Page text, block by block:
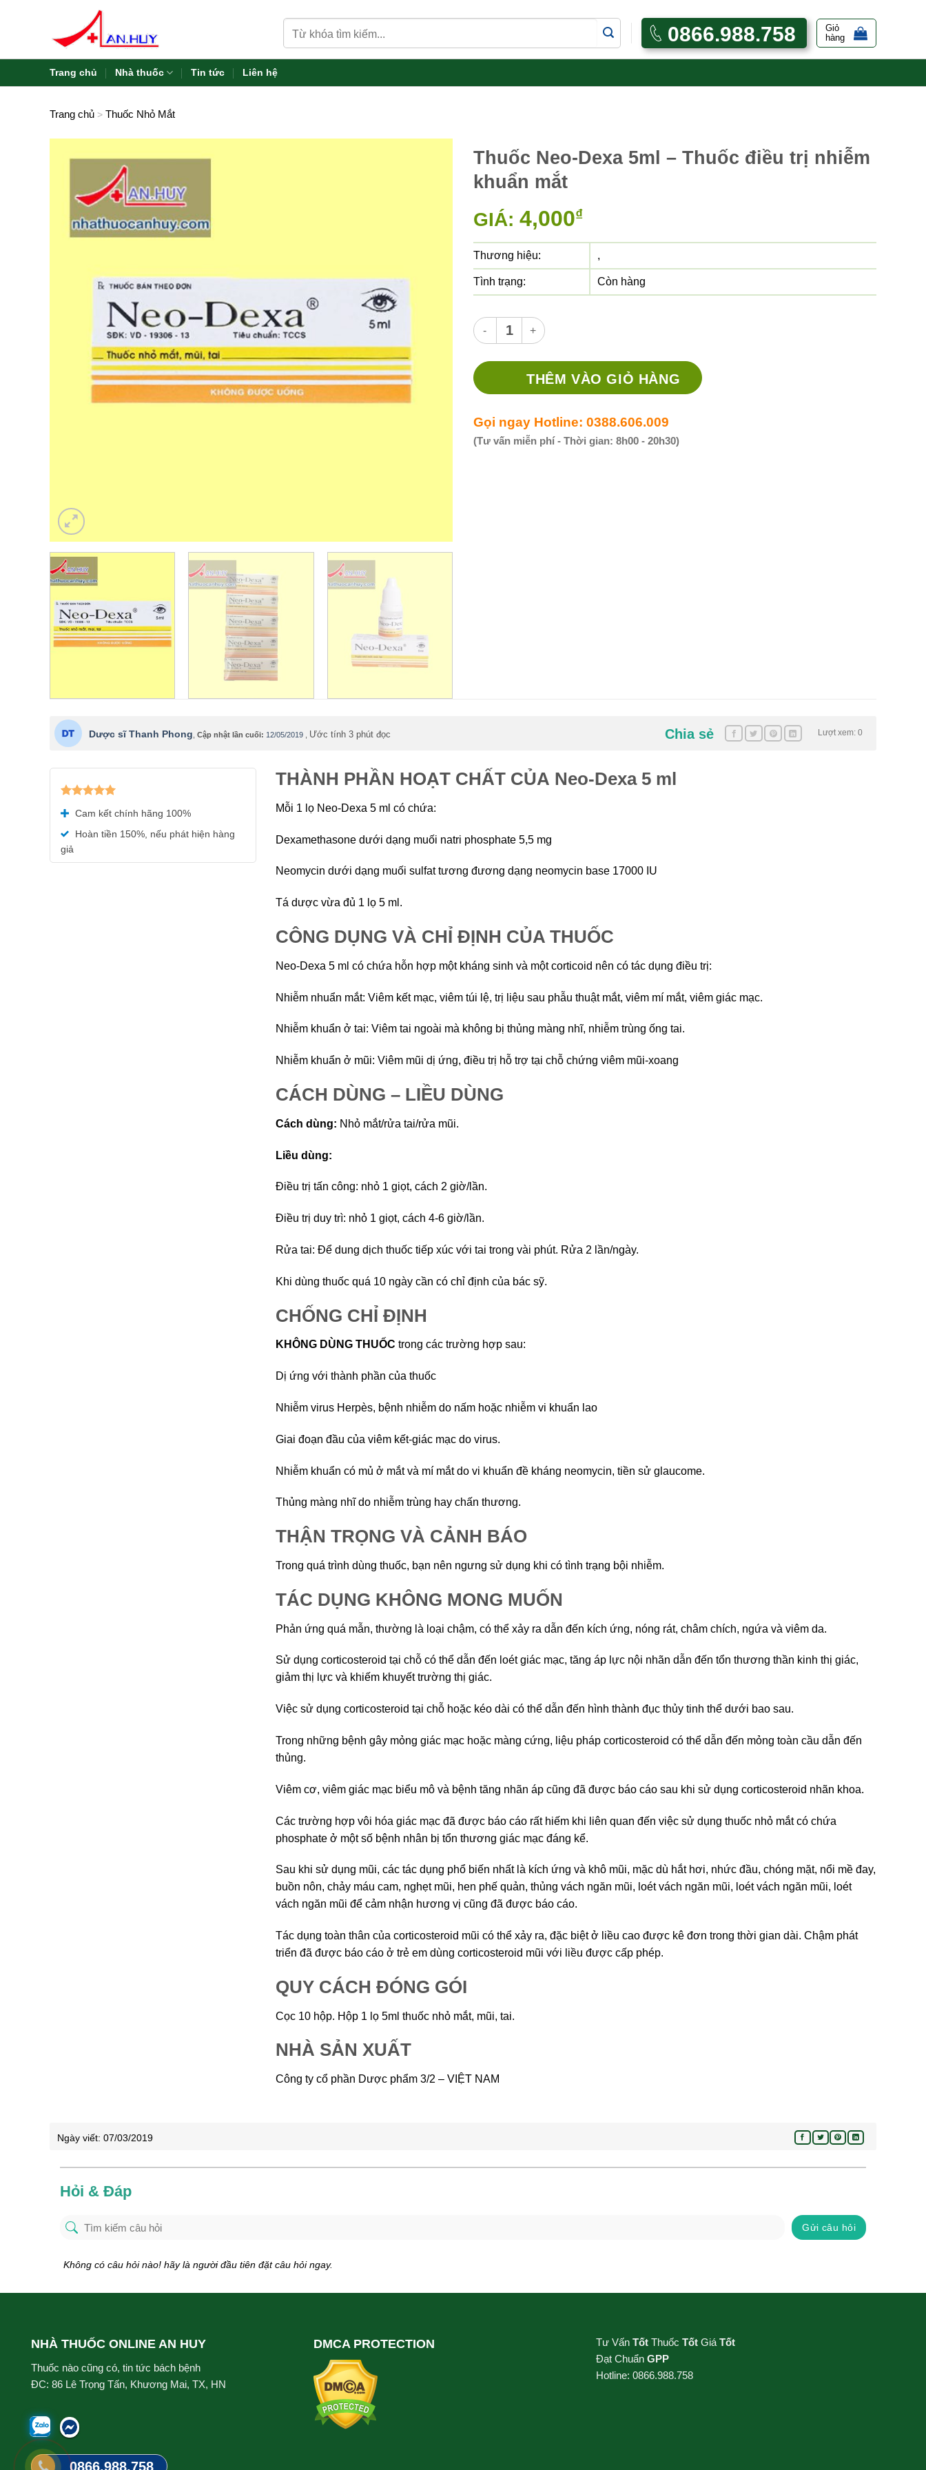
kiếm:
0866.988.758
Giỏ
hàng
Trang chủ Nhà thuốc Tin tức Liên hệ
Trang chủ > Thuốc Nhỏ Mắt
Thuốc Neo-Dexa 5ml – Thuốc điều trị nhiễm
khuẩn mắt
GIÁ: 4,000₫
Thương hiệu: ,
Tình trạng: Còn hàng
Thuốc Neo-Dexa 5ml - Thuốc điều trị nhiễm khuẩn mắt số lượng
THÊM VÀO GIỎ HÀNG
Gọi ngay Hotline: 0388.606.009
(Tư vấn miễn phí - Thời gian: 8h00 - 20h30)
Dược sĩ Thanh Phong Cập nhật lần cuối: 12/05/2019 Ước tính 3 phút đọc Lượt xem: 0
Chia sẻ
hạng5.00
5 sao
Cam kết chính hãng 100%
Hoàn tiền 150%, nếu phát hiện hàng
giả
THÀNH PHẦN HOẠT CHẤT CỦA Neo-Dexa 5 ml
Mỗi 1 lọ Neo-Dexa 5 ml có chứa:
Dexamethasone dưới dạng muối natri phosphate 5,5 mg
Neomycin dưới dạng muối sulfat tương đương dạng neomycin base 17000 IU
Tá dược vừa đủ 1 lọ 5 ml.
CÔNG DỤNG VÀ CHỈ ĐỊNH CỦA THUỐC
Neo-Dexa 5 ml có chứa hỗn hợp một kháng sinh và một corticoid nên có tác dụng điều trị:
Nhiễm nhuẩn mắt: Viêm kết mạc, viêm túi lệ, trị liệu sau phẫu thuật mắt, viêm mí mắt, viêm giác mạc.
Nhiễm khuẩn ở tai: Viêm tai ngoài mà không bị thủng màng nhĩ, nhiễm trùng ống tai.
Nhiễm khuẩn ở mũi: Viêm mũi dị ứng, điều trị hỗ trợ tại chỗ chứng viêm mũi-xoang
CÁCH DÙNG – LIỀU DÙNG
Cách dùng: Nhỏ mắt/rửa tai/rửa mũi.
Liều dùng:
Điều trị tấn công: nhỏ 1 giọt, cách 2 giờ/lần.
Điều trị duy trì: nhỏ 1 giọt, cách 4-6 giờ/lần.
Rửa tai: Để dung dịch thuốc tiếp xúc với tai trong vài phút. Rửa 2 lần/ngày.
Khi dùng thuốc quá 10 ngày cần có chỉ định của bác sỹ.
CHỐNG CHỈ ĐỊNH
KHÔNG DÙNG THUỐC trong các trường hợp sau:
Dị ứng với thành phần của thuốc
Nhiễm virus Herpès, bệnh nhiễm do nấm hoặc nhiễm vi khuẩn lao
Giai đoạn đầu của viêm kết-giác mạc do virus.
Nhiễm khuẩn có mủ ở mắt và mí mắt do vi khuẩn đề kháng neomycin, tiền sử glaucome.
Thủng màng nhĩ do nhiễm trùng hay chấn thương.
THẬN TRỌNG VÀ CẢNH BÁO
Trong quá trình dùng thuốc, bạn nên ngưng sử dụng khi có tình trạng bội nhiễm.
TÁC DỤNG KHÔNG MONG MUỐN
Phản ứng quá mẫn, thường là loại chậm, có thể xảy ra dẫn đến kích ứng, nóng rát, châm chích, ngứa và viêm da.
Sử dụng corticosteroid tại chỗ có thể dẫn đến loét giác mạc, tăng áp lực nội nhãn dẫn đến tổn thương thần kinh thị giác,
giảm thị lực và khiếm khuyết trường thị giác.
Việc sử dụng corticosteroid tại chỗ hoặc kéo dài có thể dẫn đến hình thành đục thủy tinh thể dưới bao sau.
Trong những bệnh gây mỏng giác mạc hoặc màng cứng, liệu pháp corticosteroid có thể dẫn đến mỏng toàn cầu dẫn đến
thủng.
Viêm cơ, viêm giác mạc biểu mô và bệnh tăng nhãn áp cũng đã được báo cáo sau khi sử dụng corticosteroid nhãn khoa.
Các trường hợp vôi hóa giác mạc đã được báo cáo rất hiếm khi liên quan đến việc sử dụng thuốc nhỏ mắt có chứa
phosphate ở một số bệnh nhân bị tổn thương giác mạc đáng kể.
Sau khi sử dụng mũi, các tác dụng phổ biến nhất là kích ứng và khô mũi, mặc dù hắt hơi, nhức đầu, chóng mặt, nổi mề đay,
buồn nôn, chảy máu cam, nghẹt mũi, hen phế quản, thủng vách ngăn mũi, loét vách ngăn mũi, loét vách ngăn mũi, loét
vách ngăn mũi để cảm nhận hương vị cũng đã được báo cáo.
Tác dụng toàn thân của corticosteroid mũi có thể xảy ra, đặc biệt ở liều cao được kê đơn trong thời gian dài. Chậm phát
triển đã được báo cáo ở trẻ em dùng corticosteroid mũi với liều được cấp phép.
QUY CÁCH ĐÓNG GÓI
Cọc 10 hộp. Hộp 1 lọ 5ml thuốc nhỏ mắt, mũi, tai.
NHÀ SẢN XUẤT
Công ty cổ phần Dược phẩm 3/2 – VIỆT NAM
Ngày viết: 07/03/2019
Hỏi & Đáp
Gửi câu hỏi
Không có câu hỏi nào! hãy là người đầu tiên đặt câu hỏi ngay.
NHÀ THUỐC ONLINE AN HUY
Thuốc nào cũng có, tin tức bách bệnh
ĐC: 86 Lê Trọng Tấn, Khương Mai, TX, HN
DMCA PROTECTION Tư Vấn Tốt Thuốc Tốt Giá Tốt
Đạt Chuẩn GPP
Hotline: 0866.988.758
0866.988.758